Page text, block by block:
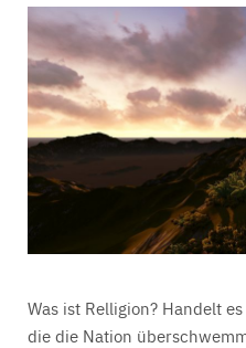
Was ist Relligion? Handelt
die die Nation